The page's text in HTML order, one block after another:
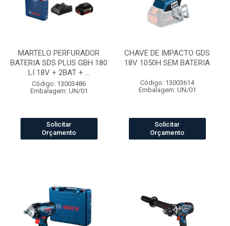
MARTELO PERFURADOR
BATERIA SDS PLUS GBH 180
LI 18V + 2BAT + ...
Código: 13003486
Embalagem: UN/01
Solicitar
Orçamento
CHAVE DE IMPACTO GDS
18V 1050H SEM BATERIA
Código: 13003614
Embalagem: UN/01
Solicitar
Orçamento